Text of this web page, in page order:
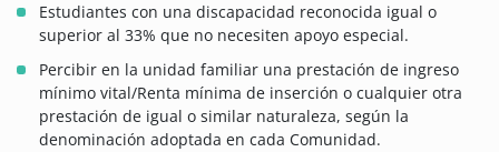
Estudiantes con una discapacidad reconocida igual o
superior al 33% que no necesiten apoyo especial.
Percibir en la unidad familiar una prestación de ingreso
mínimo vital/Renta mínima de inserción o cualquier otra
prestación de igual o similar naturaleza, según la
denominación adoptada en cada Comunidad.